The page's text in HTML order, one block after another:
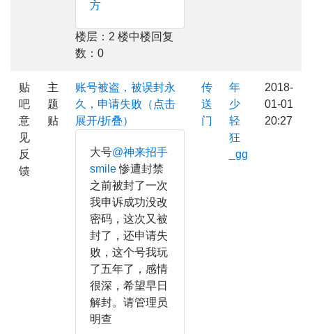
方
楼层：2 楼中楼回复
数：0
贴
吧
意
见
反
馈
主
题
贴
账号被盗，被误封永
久，申请失败（点击
展开/折叠）
大号@神来招手
smile惨遭封禁
之前被封了一次
我申诉成功没改
密码，这次又被
封了，还申请失
败，这个号我玩
了五年了，感情
很深，希望早日
解封。请管理员
明查
传
送
门
年
少
轻
狂
_gg
2018-
01-01
20:27